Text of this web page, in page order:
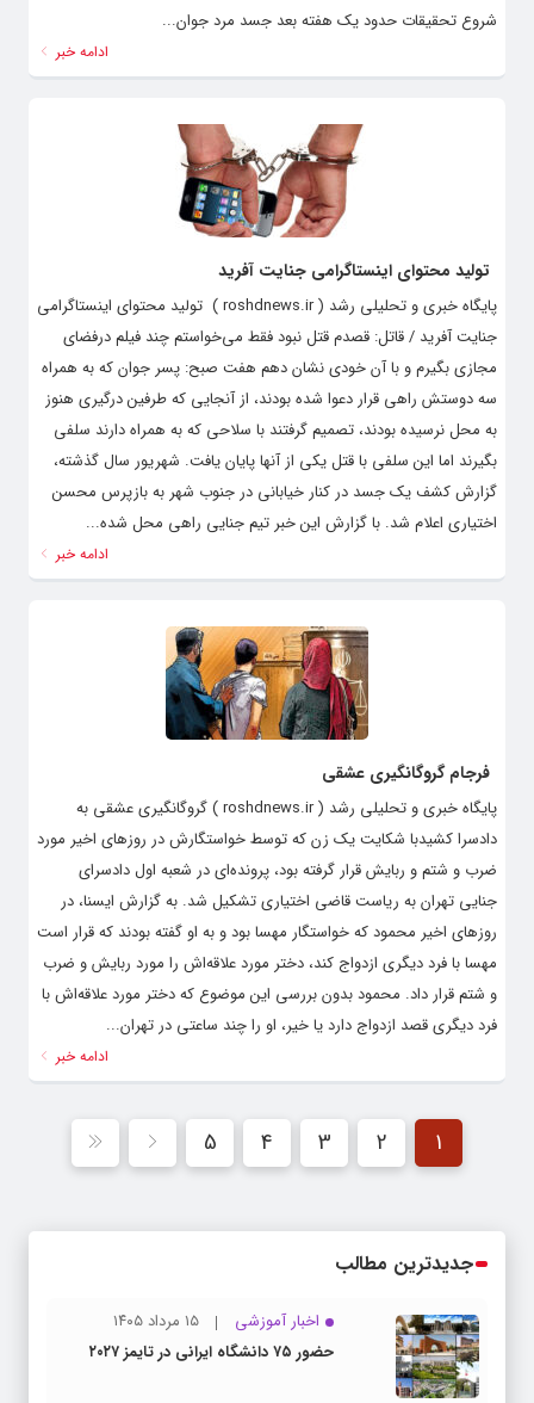
شروع تحقیقات حدود یک هفته بعد جسد مرد جوان...
ادامه خبر
تولید محتوای اینستاگرامی جنایت آفرید
پایگاه خبری و تحلیلی رشد ( roshdnews.ir ) تولید محتوای اینستاگرامی
جنایت آفرید / قاتل: قصدم قتل نبود فقط می‌خواستم چند فیلم درفضای
مجازی بگیرم و با آن خودی نشان دهم هفت صبح: پسر جوان که به همراه
سه دوستش راهی قرار دعوا شده بودند، از آنجایی که طرفین درگیری هنوز
به محل نرسیده بودند، تصمیم گرفتند با سلاحی که به همراه دارند سلفی
بگیرند اما این سلفی با قتل یکی از آنها پایان یافت. شهریور سال گذشته،
گزارش کشف یک جسد در کنار خیابانی در جنوب شهر به بازپرس محسن
اختیاری اعلام شد. با گزارش این خبر تیم جنایی راهی محل شده...
ادامه خبر
فرجام گروگانگیری عشقی
پایگاه خبری و تحلیلی رشد ( roshdnews.ir ) گروگانگیری عشقی به
دادسرا کشیدبا شکایت یک زن که توسط خواستگارش در روزهای اخیر مورد
ضرب و شتم و ربایش قرار گرفته بود، پرونده‌ای در شعبه اول دادسرای
جنایی تهران به ریاست قاضی اختیاری تشکیل شد. به گزارش ایسنا، در
روزهای اخیر محمود که خواستگار مهسا بود و به او گفته بودند که قرار است
مهسا با فرد دیگری ازدواج کند، دختر مورد علاقه‌اش را مورد ربایش و ضرب
و شتم قرار داد. محمود بدون بررسی این موضوع که دختر مورد علاقه‌اش با
فرد دیگری قصد ازدواج دارد یا خیر، او را چند ساعتی در تهران...
ادامه خبر
1
2
3
4
5
جدیدترین مطالب
اخبار آموزشی
۱۵ مرداد ۱۴۰۵
حضور ۷۵ دانشگاه ایرانی در تایمز ۲۰۲۷